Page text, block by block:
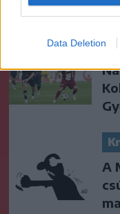
Data Deletion
A